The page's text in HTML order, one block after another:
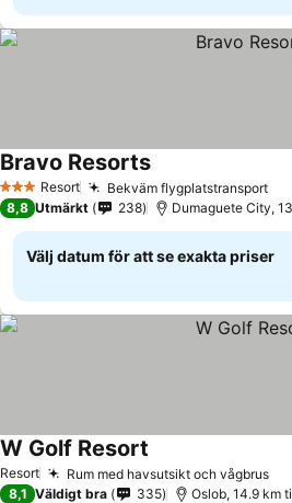
3 StjärnorResort Bekväm flygplatstransport
Bravo Resorts
8,8 Utmärkt 238 Dumaguete City,
Välj datum för att se exakta priser
Resort Rum med havsutsikt och vågbrus
W Golf Resort
8,1 Väldigt bra 335 Oslob, 14.9 km